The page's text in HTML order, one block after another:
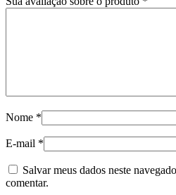
Nome *
E-mail *
Salvar meus dados neste
comentar.